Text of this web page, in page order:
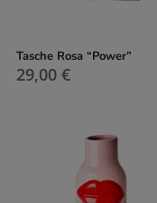
Tasche Rosa “Power”
29,00 €